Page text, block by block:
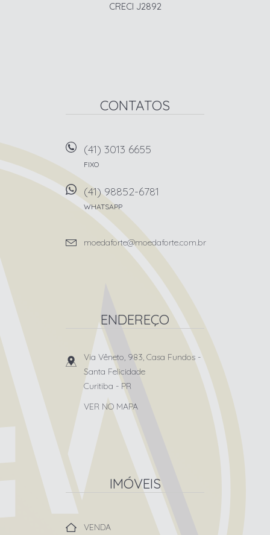
CRECI J2892
CONTATOS
(41) 3013 6655
FIXO
(41) 98852-6781
WHATSAPP
moedaforte@moedaforte.com.br
ENDEREÇO
Via Vêneto, 983, Casa Fundos -
Santa Felicidade
Curitiba - PR
VER NO MAPA
IMÓVEIS
VENDA